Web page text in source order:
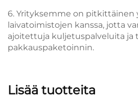
6. Yrityksemme on pitkittäinen
laivatoimistojen kanssa, jotta
ajoitettuja kuljetuspalveluita ja
pakkauspaketoinnin.
Lisää tuotteita